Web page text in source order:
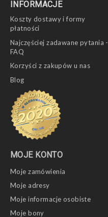
INFORMACJE
Koszty dostawy i formy
płatności
Najczęściej zadawane pytania -
FAQ
Korzyści z zakupów u nas
Blog
MOJE KONTO
Moje zamówienia
Moje adresy
Moje informacje osobiste
Moje bony